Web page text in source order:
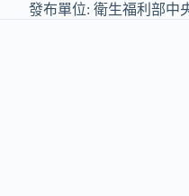
發布單位: 衛生福利部中